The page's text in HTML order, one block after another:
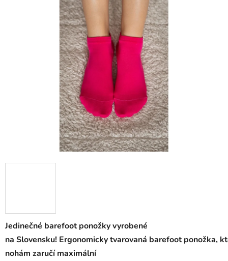
Jedinečné barefoot ponožkyvyrobené
na Slovensku! Ergonomickytvarovaná barefootponožka,
nohám zaručí maximální